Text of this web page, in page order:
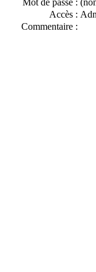
Mot de passe :
Accès :
Commentaire :